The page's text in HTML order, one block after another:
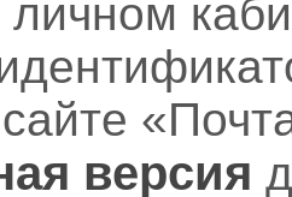
личном
версия